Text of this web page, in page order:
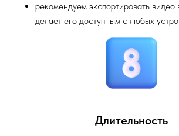
рекомендуем экспортировать видео
делает его доступным с любых
Длительность